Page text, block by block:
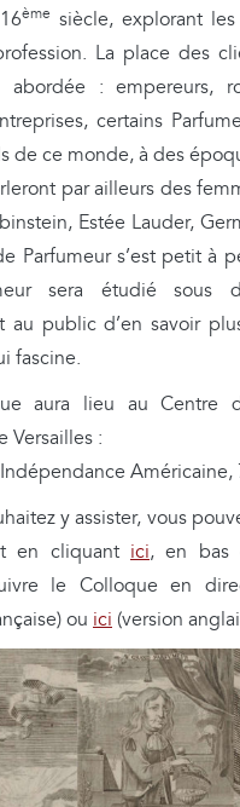
ème siècle, explorant
La place des
abordée : empereurs,
certains
de ce monde, à des
par ailleurs des
Estée Lauder,
Parfumeur s’est petit à
sera étudié sous
au public d’en savoir
fascine.
aura lieu au Centre
Versailles :
Américaine,
y assister, vous
en cliquant ici, en bas
le Colloque en
ou ici (version